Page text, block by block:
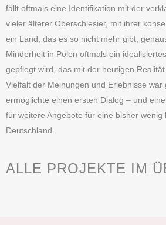
fällt oftmals eine Identifikation mit der
vieler älterer Oberschlesier, mit ihrer
ein Land, das es so nicht mehr gibt,
Minderheit in Polen oftmals ein
gepflegt wird, das mit der heutigen
Vielfalt der Meinungen und Erlebnisse war
ermöglichte einen ersten Dialog – und
für weitere Angebote für eine bisher wenig
Deutschland.
ALLE PROJEKTE IM